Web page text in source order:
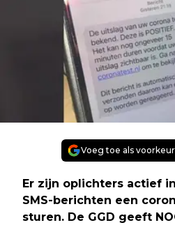
Voeg toe als
Er zijn oplichters actief
SMS-berichten een
sturen. De GGD geeft